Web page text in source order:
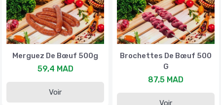
Merguez De Bœuf 500g
59,4 MAD
Voir
Brochettes De Bœuf 500
G
87,5 MAD
Voir